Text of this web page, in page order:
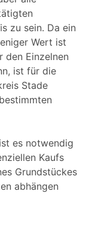
zu sein. Da ein
Wert ist
den Einzelnen
ist für die
Stade
es notwendig
Kaufs
Grundstückes
abhängen